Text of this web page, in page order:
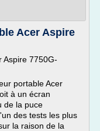
Acer Aspire
Aspire 7750G-
portable Acer
à un écran
de la puce
des tests les plus
la raison de la